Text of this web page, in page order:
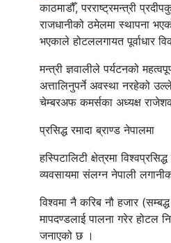
काठमाडौँ, परराष्ट्रमन्त्री
राजधानीको ठमेलमा स्थापना
भएकाले होटललगायत पूर्वाधार
मन्त्री ज्ञवालीले पर्यटनको
अत्तालिनुपर्ने अवस्था नरहेको
चेम्बरअफ कमर्सका अध्यक्ष
प्रसिद्ध रमादा ब्राण्ड नेपालमा
हस्पिटालिटी क्षेत्रमा
व्यवसायमा संलग्न नेपाली
विश्वमा नै करिब नौ हजार
मापदण्डलाई पालना गरेर होटल
जनाएको छ ।